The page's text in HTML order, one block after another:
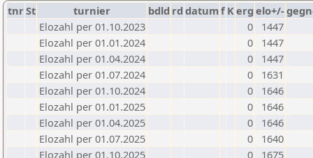
tnrSt turnier bdld rd datumf Kerg elo+/-
Elozahl per 01.10.2023
0
1447
Elozahl per 01.01.2024
0
1447
Elozahl per 01.04.2024
0
1447
Elozahl per 01.07.2024
0
1631
Elozahl per 01.10.2024
0
1646
Elozahl per 01.01.2025
0
1646
Elozahl per 01.04.2025
0
1646
Elozahl per 01.07.2025
0
1640
Elozahl per 01.10.2025
0
1675